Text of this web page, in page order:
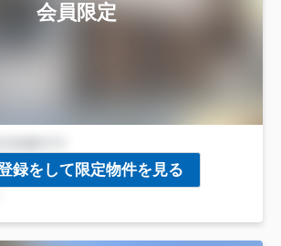
会員限定
録をして限定物件を見る